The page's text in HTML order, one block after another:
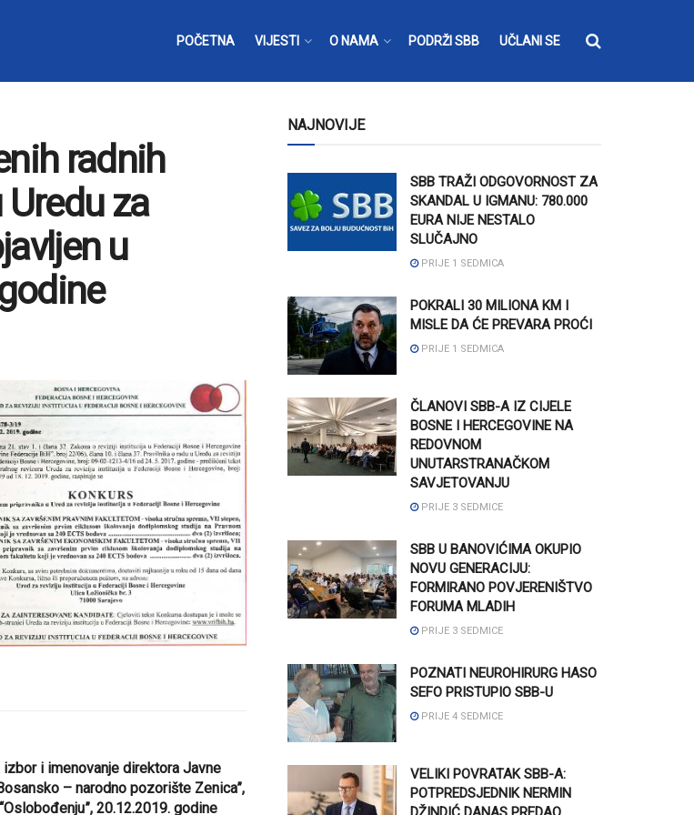
POČETNA VIJESTI O NAMA PODRŽI SBB UČLANI SE
radnih
za
u
izbor i imenovanje direktora Javne
– narodno pozorište Zenica”,
20.12.2019. godine
NAJNOVIJE
SBB TRAŽI ODGOVORNOST ZA
SKANDAL U IGMANU: 780.000
EURA NIJE NESTALO
SLUČAJNO
PRIJE 1 SEDMICA
POKRALI 30 MILIONA KM I
MISLE DA ĆE PREVARA PROĆI
PRIJE 1 SEDMICA
ČLANOVI SBB-A IZ CIJELE
BOSNE I HERCEGOVINE NA
REDOVNOM
UNUTARSTRANAČKOM
SAVJETOVANJU
PRIJE 3 SEDMICE
SBB U BANOVIĆIMA OKUPIO
NOVU GENERACIJU:
FORMIRANO POVJERENIŠTVO
FORUMA MLADIH
PRIJE 3 SEDMICE
POZNATI NEUROHIRURG HASO
SEFO PRISTUPIO SBB-U
PRIJE 4 SEDMICE
VELIKI POVRATAK SBB-A:
POTPREDSJEDNIK NERMIN